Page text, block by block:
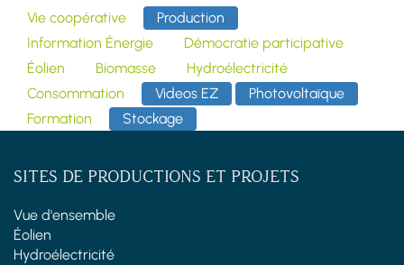
Vie coopérative
Production
Information Énergie
Démocratie participative
Éolien
Biomasse
Hydroélectricité
Consommation
Videos EZ
Photovoltaïque
Formation
Stockage
SITES DE PRODUCTIONS ET PROJETS
Vue d'ensemble
Éolien
Hydroélectricité